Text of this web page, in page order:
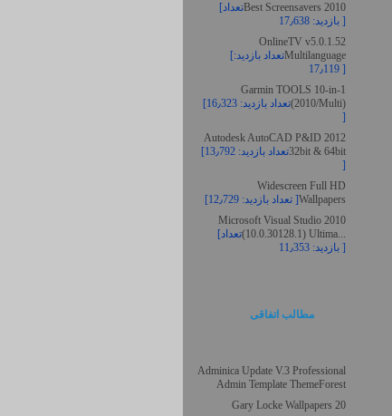
Best Screensavers 2010
[تعداد
بازدید: 17٫638 ]
OnlineTV v5.0.1.52
Multilanguage
[تعداد بازدید:
17٫119 ]
Garmin TOOLS 10-in-1
(2010/Multi)
[تعداد بازدید: 16٫323
]
Autodesk AutoCAD P&ID 2012
32bit & 64bit
[تعداد بازدید: 13٫792
]
Widescreen Full HD
Wallpapers[تعداد بازدید: 12٫729 ]
Microsoft Visual Studio 2010
(10.0.30128.1) Ultima...
[تعداد
بازدید: 11٫353 ]
مطالب اتفاقی
Adminica Update V.3 Professional
Admin Template ThemeForest
20 Gary Locke Wallpapers